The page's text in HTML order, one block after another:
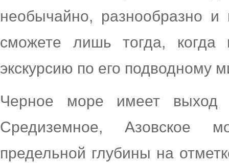
необычайно, разнообразно
сможете лишь тогда, когда
экскурсию по его подводному
Черное море имеет выход
Средиземное, Азовское
предельной глубины на